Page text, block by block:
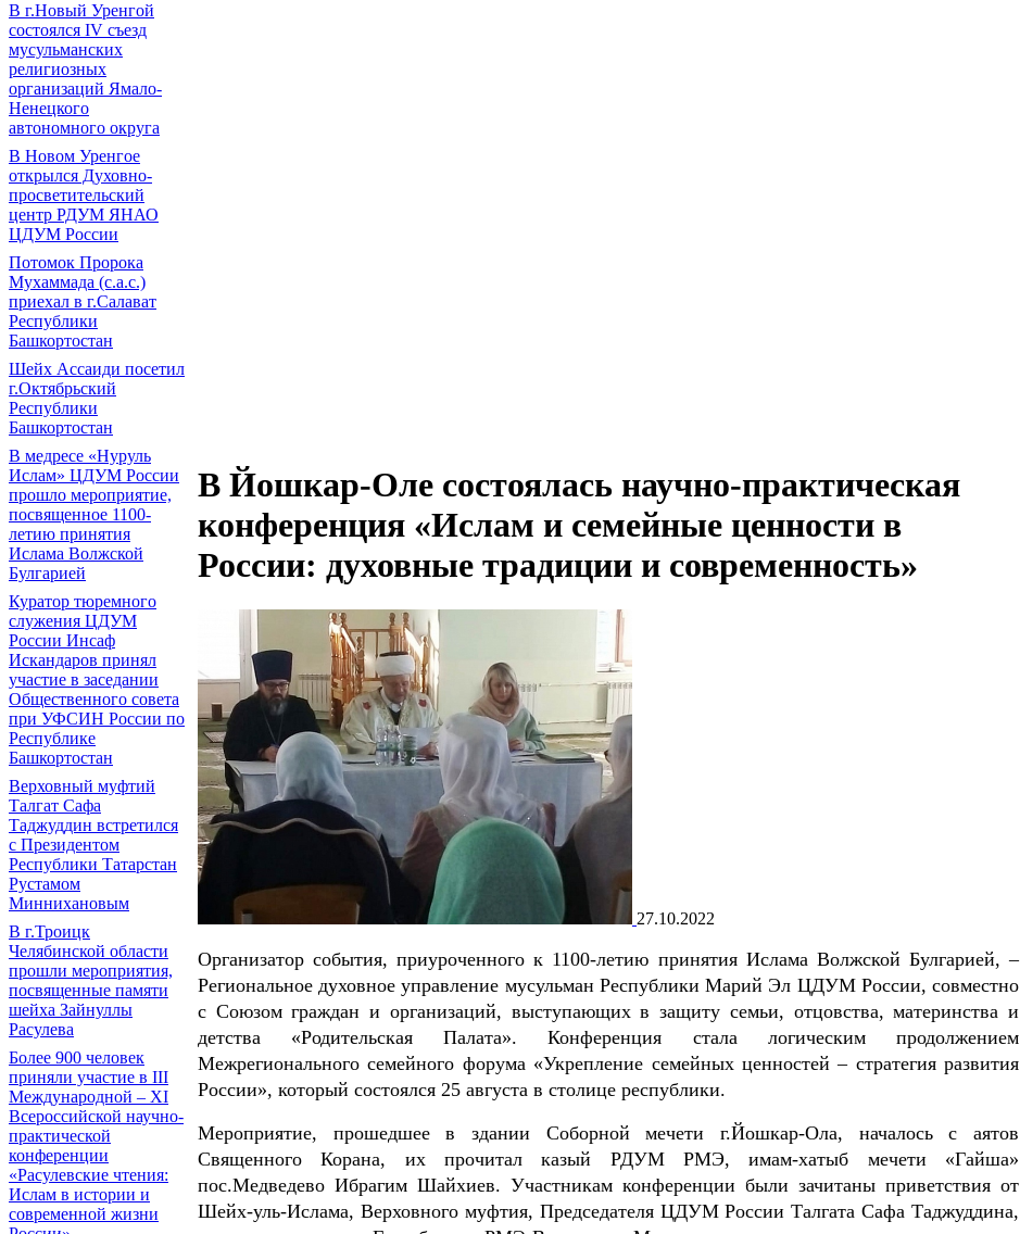
В г.Новый Уренгой
состоялся IV съезд
мусульманских
религиозных
организаций Ямало-
Ненецкого
автономного округа
В Новом Уренгое
открылся Духовно-
просветительский
центр РДУМ ЯНАО
ЦДУМ России
Потомок Пророка
Мухаммада (с.а.с.)
приехал в г.Салават
Республики
Башкортостан
Шейх Ассаиди посетил
г.Октябрьский
Республики
Башкортостан
В медресе «Нуруль
Ислам» ЦДУМ России
прошло мероприятие,
посвященное 1100-
летию принятия
Ислама Волжской
Булгарией
Куратор тюремного
служения ЦДУМ
России Инсаф
Искандаров принял
участие в заседании
Общественного совета
при УФСИН России по
Республике
Башкортостан
Верховный муфтий
Талгат Сафа
Таджуддин встретился
с Президентом
Республики Татарстан
Рустамом
Миннихановым
В г.Троицк
Челябинской области
прошли мероприятия,
посвященные памяти
шейха Зайнуллы
Расулева
Более 900 человек
приняли участие в III
Международной – XI
Всероссийской научно-
практической
конференции
«Расулевские чтения:
Ислам в истории и
современной жизни
В Йошкар-Оле состоялась научно-практическая
конференция «Ислам и семейные ценности в
России: духовные традиции и современность»
27.10.2022
Организатор события, приуроченного к 1100-летию принятия Ислама Волжской Булгарией, –
Региональное духовное управление мусульман Республики Марий Эл ЦДУМ России, совместно
с Союзом граждан и организаций, выступающих в защиту семьи, отцовства, материнства и
детства «Родительская Палата». Конференция стала логическим продолжением
Межрегионального семейного форума «Укрепление семейных ценностей – стратегия развития
России», который состоялся 25 августа в столице республики.
Мероприятие, прошедшее в здании Соборной мечети г.Йошкар-Ола, началось с аятов
Священного Корана, их прочитал казый РДУМ РМЭ, имам-хатыб мечети «Гайша»
пос.Медведево Ибрагим Шайхиев. Участникам конференции были зачитаны приветствия от
Шейх-уль-Ислама, Верховного муфтия, Председателя ЦДУМ России Талгата Сафа Таджуддина,